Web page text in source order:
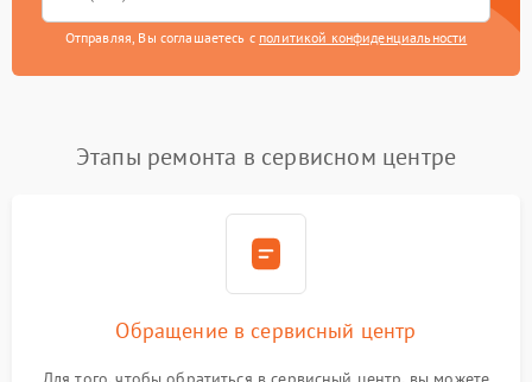
Отправляя, Вы соглашаетесь с политикой конфиденциальности
Этапы ремонта в сервисном центре
Обращение в сервисный центр